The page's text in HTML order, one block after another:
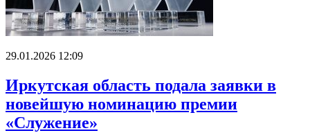
29.01.2026 12:09
Иркутская область подала заявки в
новейшую номинацию премии
«Служение»